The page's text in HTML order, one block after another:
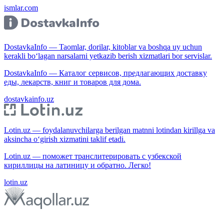
ismlar.com
DostavkaInfo — Taomlar, dorilar, kitoblar va boshqa uy uchun
kerakli bo‘lagan narsalarni yetkazib berish xizmatlari bor servislar.
DostavkaInfo — Каталог сервисов, предлагающих доставку
еды, лекарств, книг и товаров для дома.
dostavkainfo.uz
Lotin.uz — foydalanuvchilarga berilgan matnni lotindan kirillga va
aksincha o‘girish xizmatini taklif etadi.
Lotin.uz — поможет транслитерировать с узбекской
кириллицы на латиницу и обратно. Легко!
lotin.uz